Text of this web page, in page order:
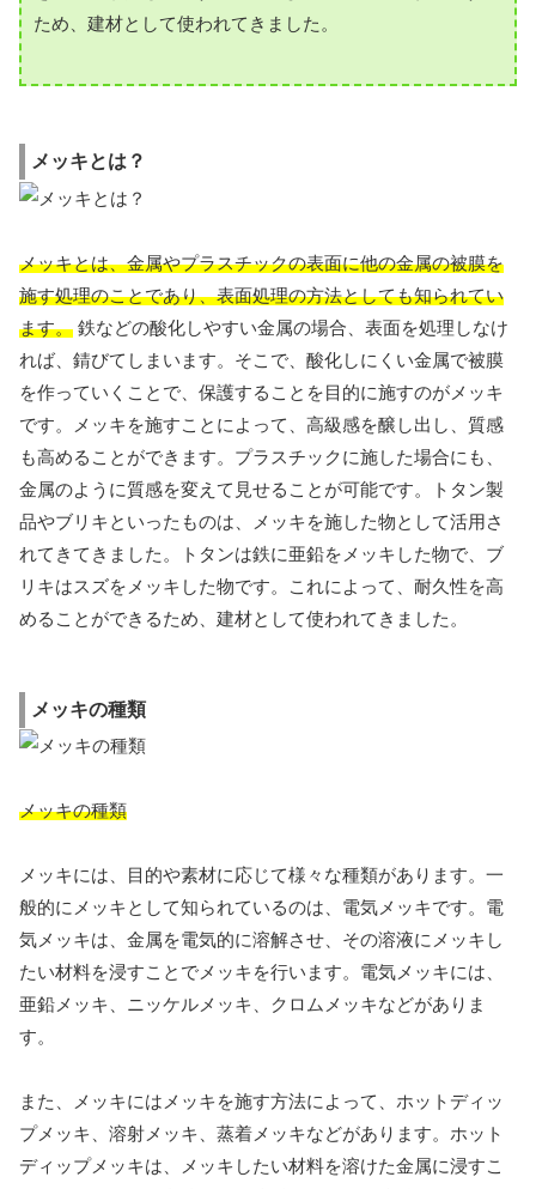
ため、建材として使われてきました。
メッキとは？
メッキとは、金属やプラスチックの表面に他の金属の被膜を
施す処理のことであり、表面処理の方法としても知られてい
ます。 鉄などの酸化しやすい金属の場合、表面を処理しなけ
れば、錆びてしまいます。そこで、酸化しにくい金属で被膜
を作っていくことで、保護することを目的に施すのがメッキ
です。メッキを施すことによって、高級感を醸し出し、質感
も高めることができます。プラスチックに施した場合にも、
金属のように質感を変えて見せることが可能です。トタン製
品やブリキといったものは、メッキを施した物として活用さ
れてきてきました。トタンは鉄に亜鉛をメッキした物で、ブ
リキはスズをメッキした物です。これによって、耐久性を高
めることができるため、建材として使われてきました。
メッキの種類
メッキの種類
メッキには、目的や素材に応じて様々な種類があります。一
般的にメッキとして知られているのは、電気メッキです。電
気メッキは、金属を電気的に溶解させ、その溶液にメッキし
たい材料を浸すことでメッキを行います。電気メッキには、
亜鉛メッキ、ニッケルメッキ、クロムメッキなどがありま
す。
また、メッキにはメッキを施す方法によって、ホットディッ
プメッキ、溶射メッキ、蒸着メッキなどがあります。ホット
ディップメッキは、メッキしたい材料を溶けた金属に浸すこ